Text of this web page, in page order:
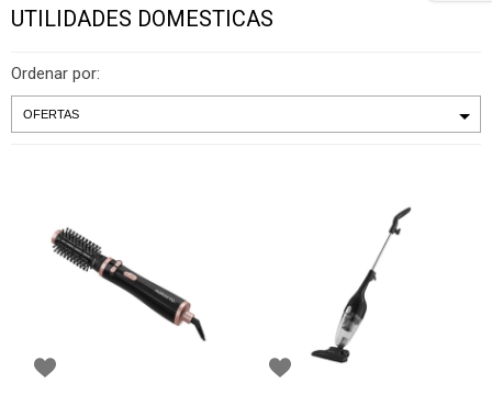
UTILIDADES DOMESTICAS
Ordenar por: